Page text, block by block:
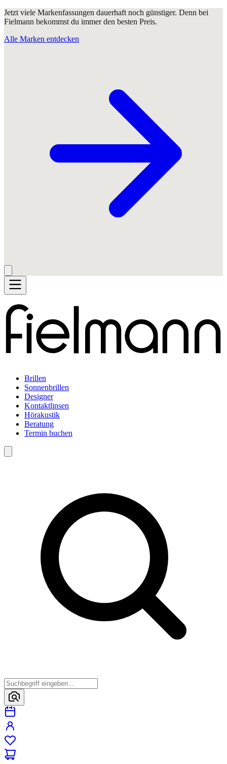
Jetzt viele Markenfassungen dauerhaft noch günstiger. Denn bei
Fielmann bekommst du immer den besten Preis.
Alle Marken entdecken
Brillen
Sonnenbrillen
Designer
Kontaktlinsen
Hörakustik
Beratung
Termin buchen